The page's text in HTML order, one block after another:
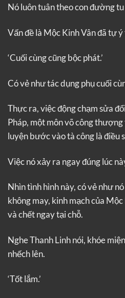
Nó luôn tuân theo con đường
Vấn đề là Mộc Kinh Vân đã tự
‘Cuối cùng cũng bộc phát.’
Có vẻ như tác dụng phụ cuối
Thực ra, việc động chạm sửa
Pháp, một môn võ công
luyện bước vào tà công là điều
Việc nó xảy ra ngay đúng lúc
Nhìn tình hình này, có vẻ như
không may, kinh mạch của
và chết ngay tại chỗ.
Nghe Thanh Linh nói, khóe
nhếch lên.
‘Tốt lắm.’